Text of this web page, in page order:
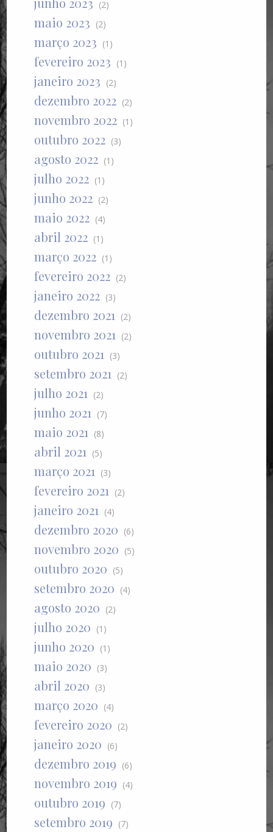
(2)
maio 2023 (2)
março 2023 (1)
fevereiro 2023 (1)
janeiro 2023 (2)
dezembro 2022 (2)
novembro 2022 (1)
outubro 2022 (3)
agosto 2022 (1)
julho 2022 (1)
junho 2022 (2)
maio 2022 (4)
abril 2022 (1)
março 2022 (1)
fevereiro 2022 (2)
janeiro 2022 (3)
dezembro 2021 (2)
novembro 2021 (2)
outubro 2021 (3)
setembro 2021 (2)
julho 2021 (2)
junho 2021 (7)
maio 2021 (8)
abril 2021 (5)
março 2021 (3)
fevereiro 2021 (2)
janeiro 2021 (4)
dezembro 2020 (6)
novembro 2020 (5)
outubro 2020 (5)
setembro 2020 (4)
agosto 2020 (2)
julho 2020 (1)
junho 2020 (1)
maio 2020 (3)
abril 2020 (3)
março 2020 (4)
fevereiro 2020 (2)
janeiro 2020 (6)
dezembro 2019 (6)
novembro 2019 (4)
outubro 2019 (7)
setembro 2019 (7)